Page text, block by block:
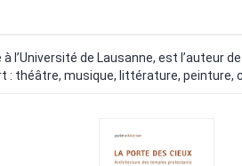
l’Université de Lausanne, est
théâtre, musique, littérature, peinture,